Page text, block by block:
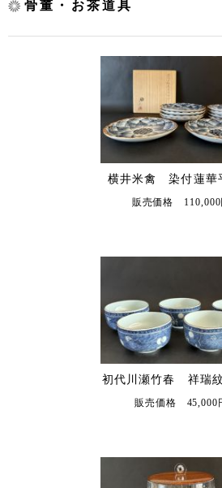
骨董・お茶道具
横井米禽 染付蓮華
販売価格 110,000
初代川瀬竹春 祥瑞
販売価格 45,000